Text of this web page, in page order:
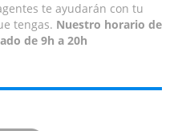
te ayudarán con tu
tengas. Nuestro horario de
de 9h a 20h